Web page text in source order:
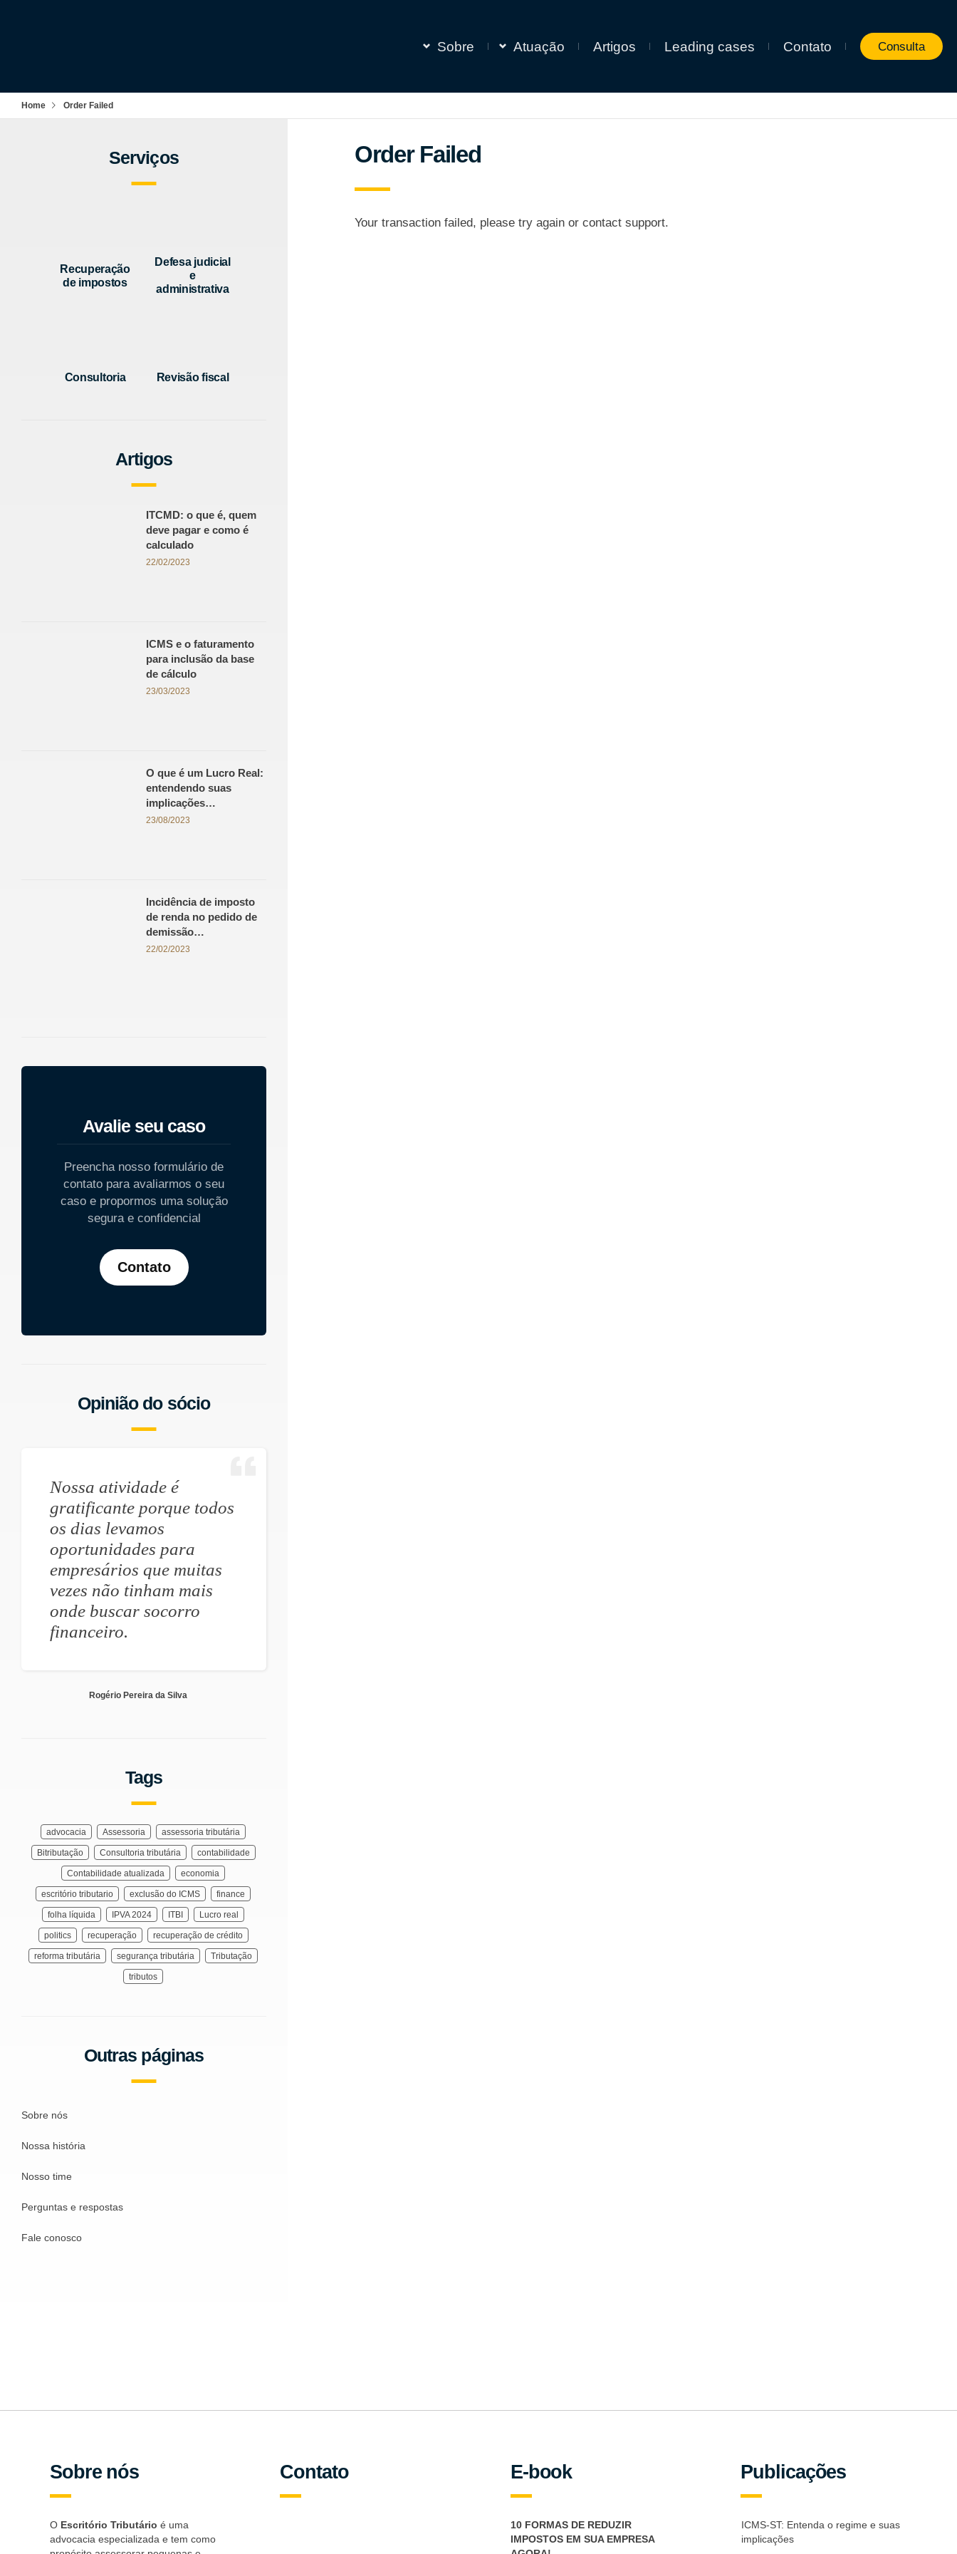
Sobre Atuação Artigos Leading cases Contato Consulta
Home Order Failed
Serviços
Recuperação
de impostos
Defesa judicial
e
administrativa
Consultoria Revisão fiscal
Artigos
ITCMD: o que é, quem
deve pagar e como é
calculado
22/02/2023
ICMS e o faturamento
para inclusão da base
de cálculo
23/03/2023
O que é um Lucro Real:
entendendo suas
implicações…
23/08/2023
Incidência de imposto
de renda no pedido de
demissão…
22/02/2023
Avalie seu caso
Preencha nosso formulário de
contato para avaliarmos o seu
caso e propormos uma solução
segura e confidencial
Contato
Opinião do sócio
Nossa atividade é
gratificante porque todos
os dias levamos
oportunidades para
empresários que muitas
vezes não tinham mais
onde buscar socorro
financeiro.
Rogério Pereira da Silva
Tags
advocacia Assessoria assessoria tributária
Bitributação Consultoria tributária contabilidade
Contabilidade atualizada economia
escritório tributario exclusão do ICMS finance
folha líquida IPVA 2024 ITBI Lucro real
politics recuperação recuperação de crédito
reforma tributária segurança tributária Tributação
tributos
Outras páginas
Sobre nós
Nossa história
Nosso time
Perguntas e respostas
Fale conosco
Order Failed
Your transaction failed, please try again or contact support.
Sobre nós
O Escritório Tributário é uma
advocacia especializada e tem como
Contato E-book
10 FORMAS DE REDUZIR
IMPOSTOS EM SUA EMPRESA
Publicações
ICMS-ST: Entenda o regime e suas
implicações